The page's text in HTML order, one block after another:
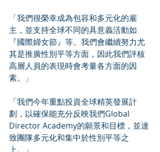
「我們很榮幸成為包容和多元化的雇
主，並支持全球不同的具意義活動如
『國際婦女節』等。我們會繼續努力尤
其是推廣性別平等方面，因此我們評核
高層人員的表現時會考量各方面的因
素。」
「我們今年重點投資全球精英發展計
劃，以確保能充分反映我們Global
Director Academy的願景和目標，並達
致團隊多元化和集中於性別平等之
上。」